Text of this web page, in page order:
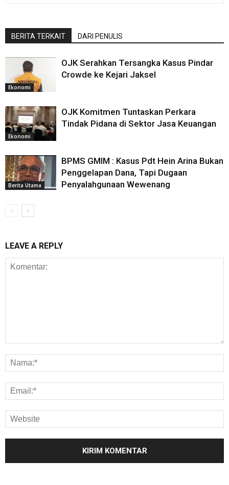
BERITA TERKAIT DARI PENULIS
Ekonomi
OJK Serahkan Tersangka Kasus Pindar
Crowde ke Kejari Jaksel
Ekonomi
OJK Komitmen Tuntaskan Perkara
Tindak Pidana di Sektor Jasa Keuangan
Berita Utama
BPMS GMIM : Kasus Pdt Hein Arina Bukan
Penggelapan Dana, Tapi Dugaan
Penyalahgunaan Wewenang
LEAVE A REPLY